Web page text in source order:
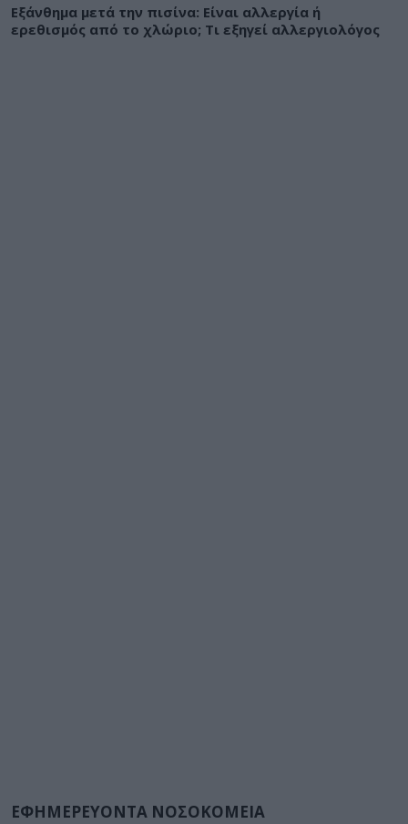
Εξάνθημα μετά την πισίνα: Είναι αλλεργία ή
ερεθισμός από το χλώριο; Τι εξηγεί αλλεργιολόγος
ΕΦΗΜΕΡΕΥΟΝΤΑ ΝΟΣΟΚΟΜΕΙΑ